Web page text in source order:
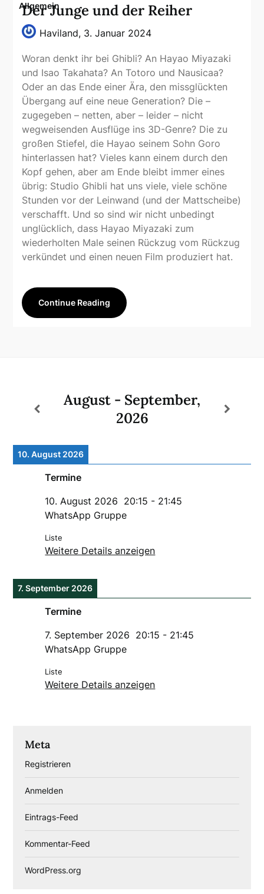
Allgemein
Der Junge und der Reiher
Haviland, 3. Januar 2024
Woran denkt ihr bei Ghibli? An Hayao Miyazaki
und Isao Takahata? An Totoro und Nausicaa?
Oder an das Ende einer Ära, den missglückten
Übergang auf eine neue Generation? Die –
zugegeben – netten, aber – leider – nicht
wegweisenden Ausflüge ins 3D-Genre? Die zu
großen Stiefel, die Hayao seinem Sohn Goro
hinterlassen hat? Vieles kann einem durch den
Kopf gehen, aber am Ende bleibt immer eines
übrig: Studio Ghibli hat uns viele, viele schöne
Stunden vor der Leinwand (und der Mattscheibe)
verschafft. Und so sind wir nicht unbedingt
unglücklich, dass Hayao Miyazaki zum
wiederholten Male seinen Rückzug vom Rückzug
verkündet und einen neuen Film produziert hat.
Continue Reading
August - September,
2026
10. August 2026
Termine
10. August 2026 20:15 - 21:45
WhatsApp Gruppe
Liste
Weitere Details anzeigen
7. September 2026
Termine
7. September 2026 20:15 - 21:45
WhatsApp Gruppe
Liste
Weitere Details anzeigen
Meta
Registrieren
Anmelden
Eintrags-Feed
Kommentar-Feed
WordPress.org